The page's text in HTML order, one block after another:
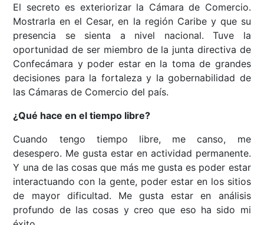
El secreto es exteriorizar la Cámara de Comercio.
Mostrarla en el Cesar, en la región Caribe y que su
presencia se sienta a nivel nacional. Tuve la
oportunidad de ser miembro de la junta directiva de
Confecámara y poder estar en la toma de grandes
decisiones para la fortaleza y la gobernabilidad de
las Cámaras de Comercio del país.
¿Qué hace en el tiempo libre?
Cuando tengo tiempo libre, me canso, me
desespero. Me gusta estar en actividad permanente.
Y una de las cosas que más me gusta es poder estar
interactuando con la gente, poder estar en los sitios
de mayor dificultad. Me gusta estar en análisis
profundo de las cosas y creo que eso ha sido mi